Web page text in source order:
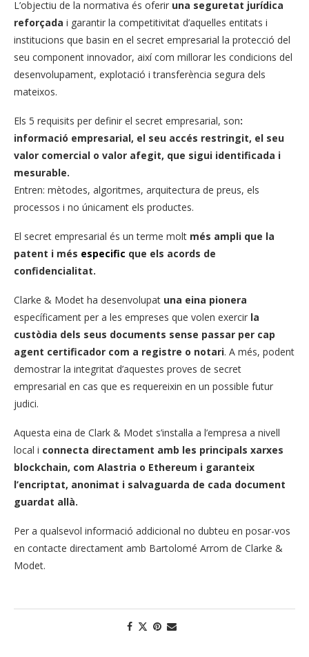
L’objectiu de la normativa és oferir una seguretat jurídica
reforçada i garantir la competitivitat d’aquelles entitats i
institucions que basin en el secret empresarial la protecció del
seu component innovador, així com millorar les condicions del
desenvolupament, explotació i transferència segura dels
mateixos.
Els 5 requisits per definir el secret empresarial, son:
informació empresarial, el seu accés restringit, el seu
valor comercial o valor afegit, que sigui identificada i
mesurable.
Entren: mètodes, algoritmes, arquitectura de preus, els
processos i no únicament els productes.
El secret empresarial és un terme molt més ampli que la
patent i més especific que els acords de
confidencialitat.
Clarke & Modet ha desenvolupat una eina pionera
específicament per a les empreses que volen exercir la
custòdia dels seus documents sense passar per cap
agent certificador com a registre o notari. A més, podent
demostrar la integritat d’aquestes proves de secret
empresarial en cas que es requereixin en un possible futur
judici.
Aquesta eina de Clark & ​​Modet s’instal·la a l’empresa a nivell
local i connecta directament amb les principals xarxes
blockchain, com Alastria o Ethereum i garanteix
l’encriptat, anonimat i salvaguarda de cada document
guardat allà.
Per a qualsevol informació addicional no dubteu en posar-vos
en contacte directament amb Bartolomé Arrom de Clarke &
Modet.